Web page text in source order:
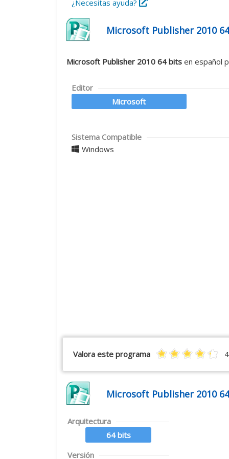
¿Necesitas ayuda?
Microsoft Publisher 2010
Microsoft Publisher 2010 64 bits en español
Editor
Microsoft
Sistema Compatible
Windows
Valora este programa
Microsoft Publisher 2010
Arquitectura
64 bits
Versión